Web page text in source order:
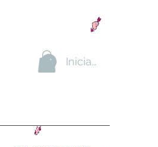
Iniciar sesión